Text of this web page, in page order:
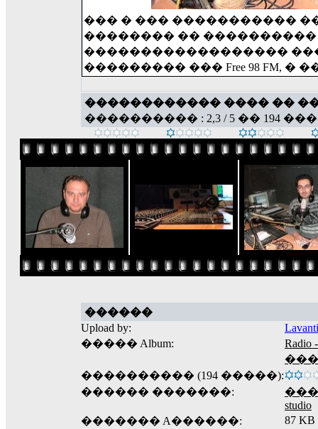
��� � ��� �����������
�������� �� ����������
������������������
��������� ��� Free 98 FM,
������������ ���� ��
���������� : 2,3 / 5 �� 194
������
Upload by:
����� Album:
���������� (194 �����):
������ �������:
studio
������� A������:
87 KB